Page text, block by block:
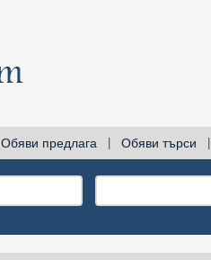
Обяви предлага Обяви търси